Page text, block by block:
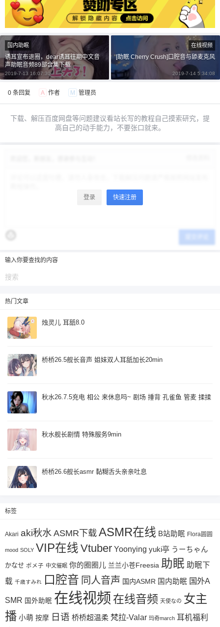
给undefined打赏
2 元
20 元 50 元 自定义
立刻支付
付费内容
国内助眠
诱耳宣布退圈，dear诱耳往期中文音
声助眠音频89部合集下载
2019-7-13 16:07:30
在线视频
[助眠 Cherry Crush]口腔音与舔麦克风
2019-7-14 5:34:08
0 条回复 A 作者 M 管理员
下载、解压百度网盘等问题建议看站长写的教程自己摸索研究，提
高自己的动手能力，不要张口就来。
登录 快速注册
输入你要查找的内容
热门文章
烛灵儿 耳舐8.0
桥桥26.5舰长音声 姐妹双人耳舐加长20min
秋水26.7.5充电 相公 来休息吗~ 剧场 捶背 孔雀鱼 管麦 揉揉
秋水舰长剧情 特殊服务9min
桥桥26.6舰长asmr 黏糊舌头亲亲吐息
标签
Akari aki秋水ASMR下载ASMR在线 B站助眠 Flora圆圆
mood SOLY VIP在线 Vtuber Yoonying yuki亭 うーちゃん
かなせ ポメ子 中文催眠 你的圈圈儿 兰兰小苍Freesia 助眠 助眠下
载 千歳すみれ 口腔音 同人音声 国内ASMR 国内助眠 国外A
SMR 国外助眠 在线视频 在线音频 天使なの 女主
播 小萌 按摩 日语 桥桥超温柔 梵拉-Valar 玛奇march 耳机福利
您没有权限发布内容，请购买会员或者提升权
6位以上